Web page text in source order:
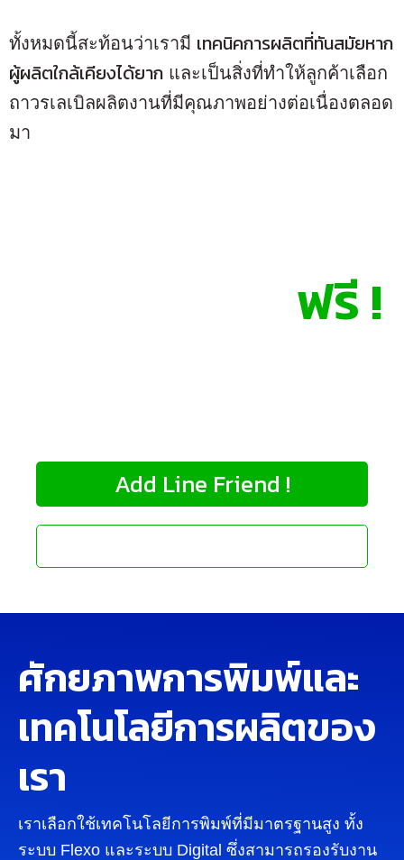
ทั้งหมดนี้สะท้อนว่าเรามี เทคนิคการผลิตที่ทันสมัยหาก
ผู้ผลิตใกล้เคียงได้ยาก และเป็นสิ่งที่ทำให้ลูกค้าเลือก
ถาวรเลเบิลผลิตงานที่มีคุณภาพอย่างต่อเนื่องตลอด
มา
ฟรี !
Add Line Friend !
ศักยภาพการพิมพ์และ
เทคโนโลยีการผลิตของ
เรา
เราเลือกใช้เทคโนโลยีการพิมพ์ที่มีมาตรฐานสูง ทั้ง
ระบบ Flexo และระบบ Digital ซึ่งสามารถรองรับงาน